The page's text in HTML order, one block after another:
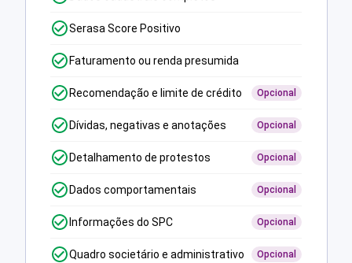
Serasa Score Positivo
Faturamento ou renda presumida
Recomendação e limite de crédito Opcional
Dívidas, negativas e anotações Opcional
Detalhamento de protestos Opcional
Dados comportamentais Opcional
Informações do SPC Opcional
Quadro societário e administrativo Opcional